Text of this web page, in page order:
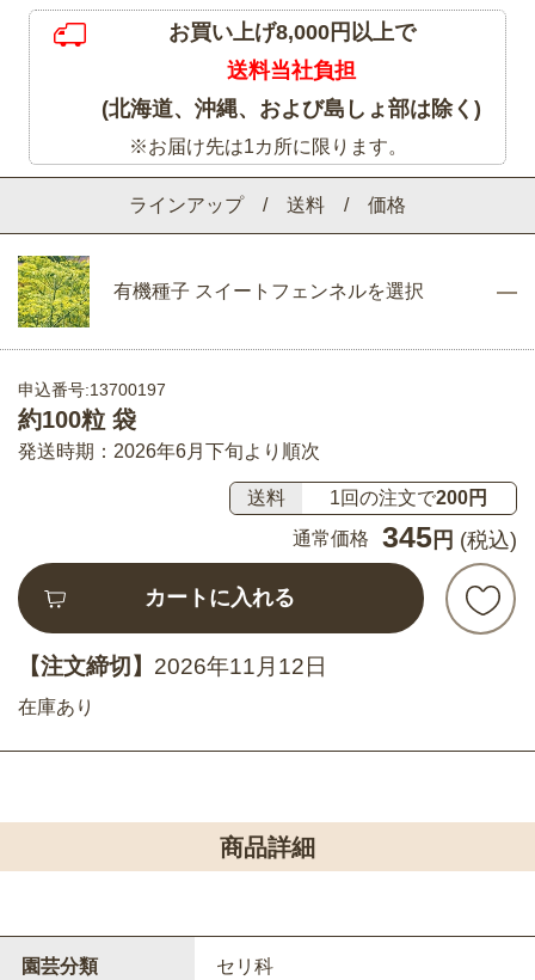
ラインアップ / 送料 / 価格
有機種子 スイートフェンネルを選択
申込番号:13700197
約100粒 袋
発送時期：2026年6月下旬より順次
送料 1回の注文で200円
通常価格
345 円 (税込)
カートに入れる
【注文締切】 2026年11月12日
在庫あり
お買い上げ8,000円以上で
送料当社負担
(北海道、沖縄、および島しょ部は除く)
※お届け先は1カ所に限ります。
商品詳細
園芸分類 セリ科